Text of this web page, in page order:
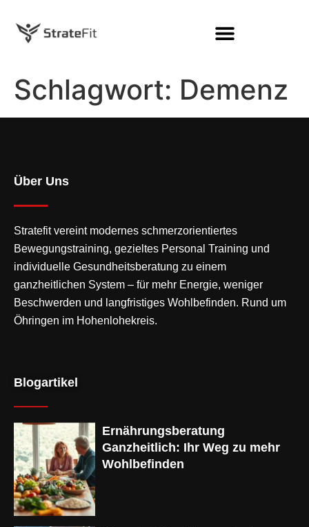
Schlagwort: Demenz
Über Uns
Stratefit vereint modernes schmerzorientiertes
Bewegungstraining, gezieltes Personal Training und
individuelle Gesundheitsberatung zu einem
ganzheitlichen System – für mehr Energie, weniger
Beschwerden und langfristiges Wohlbefinden. Rund um
Öhringen im Hohenlohekreis.
Blogartikel
Ernährungsberatung
Ganzheitlich: Ihr Weg zu mehr
Wohlbefinden